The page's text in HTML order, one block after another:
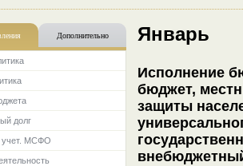
Дополнительно
долг
учет. МСФО
Январь
Исполнение
бюджет,
защиты